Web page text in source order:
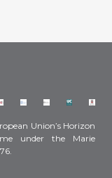
Union’s Horizon
under the Marie